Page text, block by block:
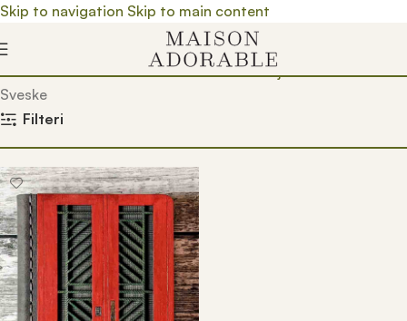
Skip to navigation Skip to main content
Почетна/ Prodavnica/ Proizvedeno u Srbiji/ Proizvodi/
Sveske
Filteri